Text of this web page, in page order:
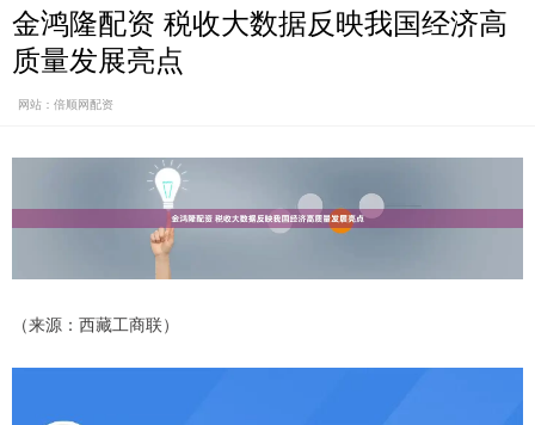
金鸿隆配资 税收大数据反映我国经济高
质量发展亮点
网站：倍顺网配资
（来源：西藏工商联）